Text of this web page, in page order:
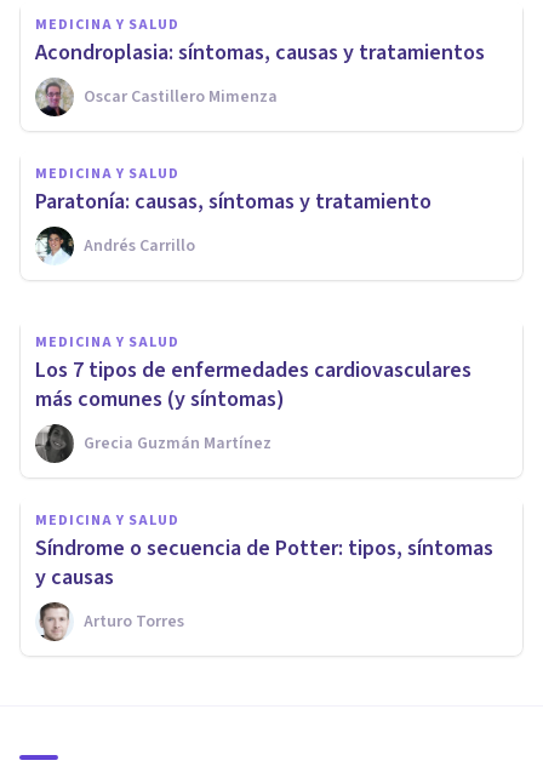
MEDICINA Y SALUD
Acondroplasia: síntomas, causas y tratamientos
Oscar Castillero Mimenza
MEDICINA Y SALUD
Paratonía: causas, síntomas y tratamiento
Andrés Carrillo
MEDICINA Y SALUD
Enfermedad de Graves-
Basedow: síntomas, causas y
tratamiento
Psicología Y Mente
MEDICINA Y SALUD
Los 7 tipos de enfermedades cardiovasculares
más comunes (y síntomas)
Grecia Guzmán Martínez
MEDICINA Y SALUD
Síndrome o secuencia de Potter: tipos, síntomas
y causas
Arturo Torres